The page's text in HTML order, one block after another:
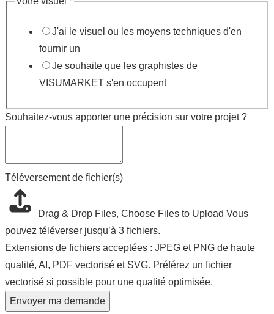
J'ai le visuel ou les moyens techniques d'en
fournir un
Je souhaite que les graphistes de
VISUMARKET s'en occupent
:Souhaitez-vous apporter une précision sur votre projet ?
Téléversement de fichier(s)
Drag & Drop Files, Choose Files to Upload Vous
pouvez téléverser jusqu’à 3 fichiers.
Extensions de fichiers acceptées : JPEG et PNG de haute
qualité, AI, PDF vectorisé et SVG. Préférez un fichier
vectorisé si possible pour une qualité optimisée.
Envoyer ma demande